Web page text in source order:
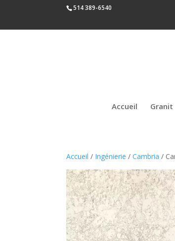
514 389-6540
Accueil Granit
Accueil / Ingénierie /Cambria /